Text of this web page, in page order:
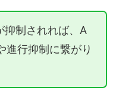
抑制されれば、A
進行抑制に繋がり